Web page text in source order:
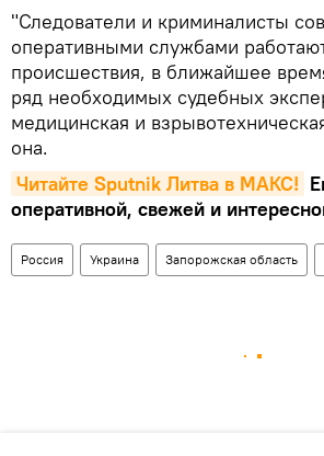
"Следователи и криминалисты
оперативными службами
происшествия, в ближайшее
ряд необходимых судебных
медицинская и
она.
Читайте Sputnik Литва в MAКС!
оперативной, свежей и
Россия Украина Запорожская область